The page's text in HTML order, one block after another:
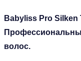
Babyliss Pro Silken
волос.